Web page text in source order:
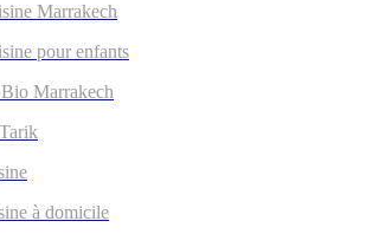
Marrakech
pour enfants
Marrakech
à domicile